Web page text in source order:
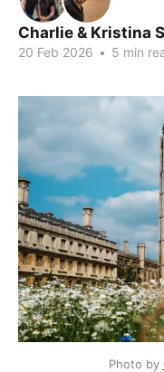
Charlie & Kristina
20 Feb 2026 • 5 min
Photo by